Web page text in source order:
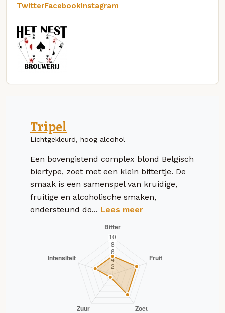
TwitterFacebookInstagram
Tripel
Lichtgekleurd, hoog alcohol
Een bovengistend complex blond Belgisch
biertype, zoet met een klein bittertje. De
smaak is een samenspel van kruidige,
fruitige en alcoholische smaken,
ondersteund do... Lees meer